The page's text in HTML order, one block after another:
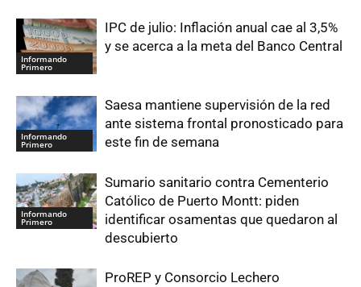
Informando
Primero
IPC de julio: Inflación anual cae al 3,5%
y se acerca a la meta del Banco Central
Informando
Primero
Saesa mantiene supervisión de la red
ante sistema frontal pronosticado para
este fin de semana
Informando
Primero
Sumario sanitario contra Cementerio
Católico de Puerto Montt: piden
identificar osamentas que quedaron al
descubierto
ProREP y Consorcio Lechero